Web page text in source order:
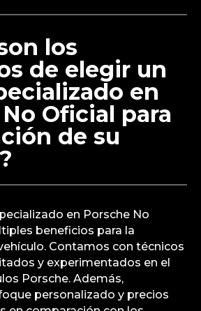
los
de elegir un
en
Oficial para
de su
en Porsche No
beneficios para la
Contamos con técnicos
y experimentados en el
Porsche. Además,
personalizado y precios